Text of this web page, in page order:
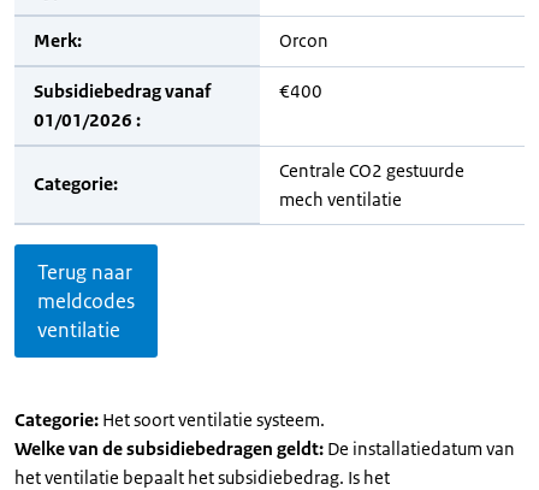
Merk: Orcon
Subsidiebedrag vanaf
01/01/2026 :
€400
Categorie:
Centrale CO2 gestuurde
mech ventilatie
Terug naar
meldcodes
ventilatie
Categorie: Het soort ventilatie systeem.
Welke van de subsidiebedragen geldt: De installatiedatum van
het ventilatie bepaalt het subsidiebedrag. Is het